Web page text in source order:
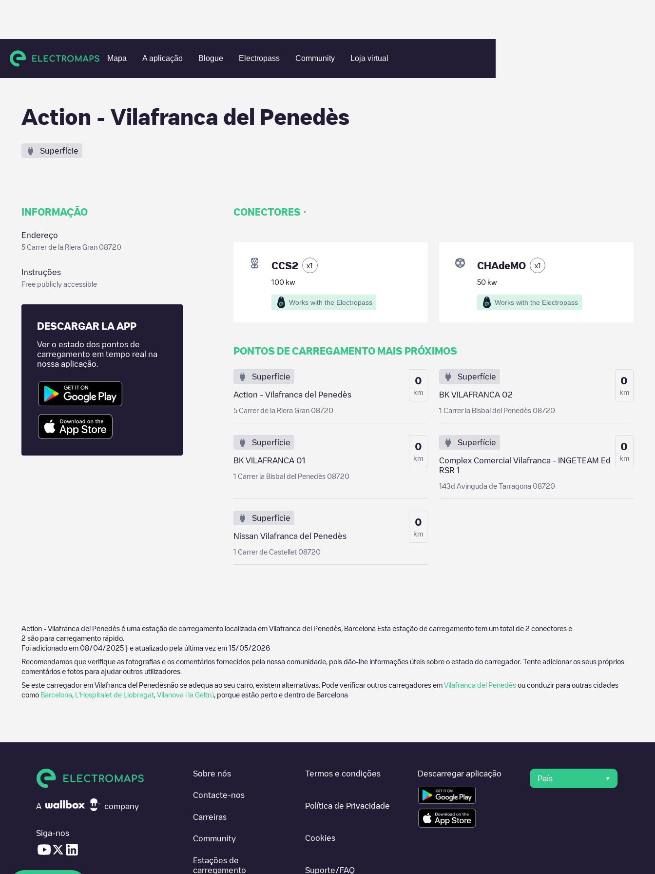
Mapa A aplicação Blogue Electropass Community Loja virtual
Charging stations Espanha Barcelona Vilafranca del Penedès Action - Vilafranca del Penedès
Action - Vilafranca del Penedès
Superfície
INFORMAÇÃO
Endereço
5 Carrer de la Riera Gran 08720
Instruções
Free publicly accessible
DESCARGAR LA APP
Ver o estado dos pontos de
carregamento em tempo real na
nossa aplicação.
CONECTORES ·
CCS2 x1
100kw
Works with the Electropass
CHAdeMO x1
50 kw
Works with the Electropass
PONTOS DE CARREGAMENTO MAIS PRÓXIMOS
Superfície
Action - Vilafranca del Penedès
5 Carrer de la Riera Gran 08720
0
km
Superfície
BK VILAFRANCA 02
1 Carrer la Bisbal del Penedès 08720
0
km
Superfície
BK VILAFRANCA 01
1 Carrer la Bisbal del Penedès 08720
0
km
Superfície
Complex Comercial Vilafranca - INGETEAM Ed
RSR 1
143d Avinguda de Tarragona 08720
0
km
Superfície
Nissan Vilafranca del Penedès
1 Carrer de Castellet 08720
0
km
Action - Vilafranca del Penedès é uma estação de carregamento localizada em Vilafranca del Penedès Barcelona Esta estação de carregamento tem um total de 2 conectores e
2 são para carregamento rápido.
Foi adicionado em 08/04/2025 } e atualizado pela última vez em 15/05/2026
Recomendamos que verifique as fotografias e os comentários fornecidos pela nossa comunidade, pois dão-lhe informações úteis sobre o estado do carregador. Tente adicionar os seus próprios
comentários e fotos para ajudar outros utilizadores.
Se este carregador em Vilafranca del Penedèsnão se adequa ao seu carro, existem alternativas. Pode verificar outros carregadores em Vilafranca del Penedès ou conduzir para outras cidades
como Barcelona L'Hospitalet de Llobregat Vilanova i la Geltrú , porque estão perto e dentro de Barcelona
A company
Siga-nos
Sobre nós
Contacte-nos
Carreiras
Community
Estações de
carregamento
Termos e condições
Política de Privacidade
Cookies
Suporte/FAQ
Descarregar aplicação
País